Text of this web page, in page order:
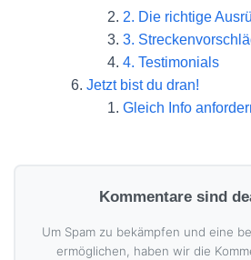
2. Die richtige
3.
4. Testimonials
Jetzt bist du dran!
Gleich Info
Kommentare sind
Um Spam zu bekämpfen und eine
ermöglichen, haben wir die